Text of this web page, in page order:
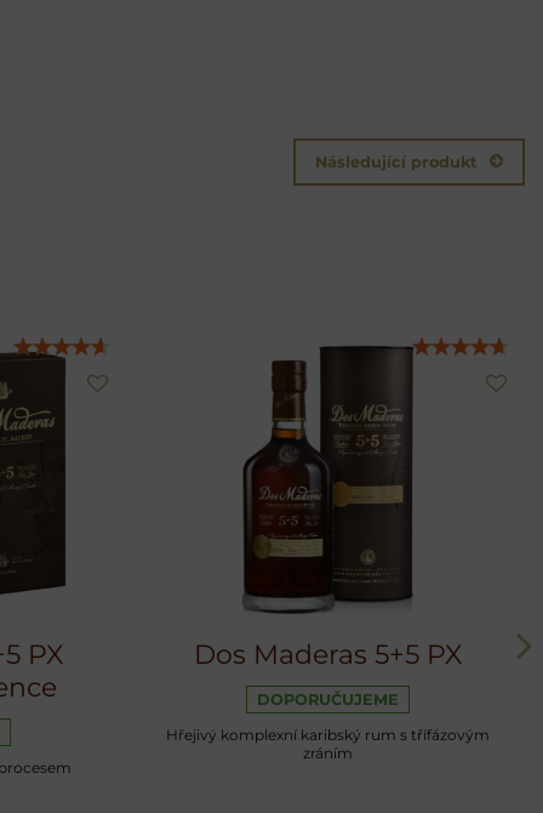
Následující produkt
PX
Dos Maderas 5+5 PX
DOPORUČUJEME
Hřejivý komplexní karibský rum s třífázovým
zráním